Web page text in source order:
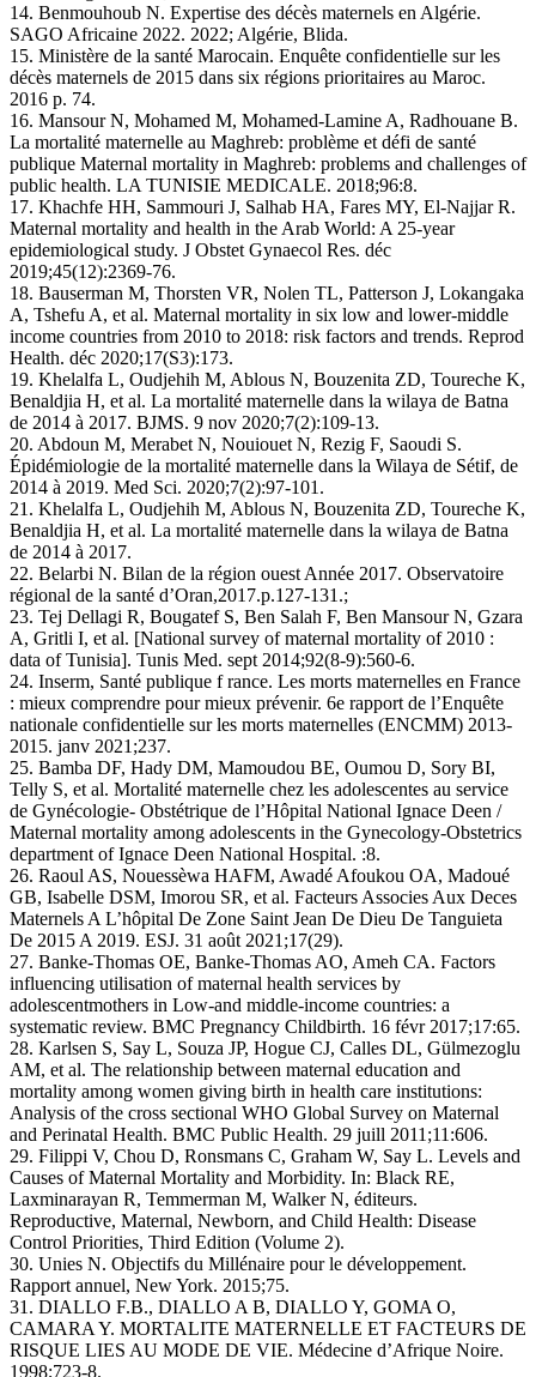
14. Benmouhoub N. Expertise des décès maternels en Algérie.
SAGO Africaine 2022. 2022; Algérie, Blida.
15. Ministère de la santé Marocain. Enquête confidentielle sur les
décès maternels de 2015 dans six régions prioritaires au Maroc.
2016 p. 74.
16. Mansour N, Mohamed M, Mohamed-Lamine A, Radhouane B.
La mortalité maternelle au Maghreb: problème et défi de santé
publique Maternal mortality in Maghreb: problems and challenges of
public health. LA TUNISIE MEDICALE. 2018;96:8.
17. Khachfe HH, Sammouri J, Salhab HA, Fares MY, El‐Najjar R.
Maternal mortality and health in the Arab World: A 25‐year
epidemiological study. J Obstet Gynaecol Res. déc
2019;45(12):2369‑76.
18. Bauserman M, Thorsten VR, Nolen TL, Patterson J, Lokangaka
A, Tshefu A, et al. Maternal mortality in six low and lower-middle
income countries from 2010 to 2018: risk factors and trends. Reprod
Health. déc 2020;17(S3):173.
19. Khelalfa L, Oudjehih M, Ablous N, Bouzenita ZD, Toureche K,
Benaldjia H, et al. La mortalité maternelle dans la wilaya de Batna
de 2014 à 2017. BJMS. 9 nov 2020;7(2):109‑13.
20. Abdoun M, Merabet N, Nouiouet N, Rezig F, Saoudi S.
Épidémiologie de la mortalité maternelle dans la Wilaya de Sétif, de
2014 à 2019. Med Sci. 2020;7(2):97‑101.
21. Khelalfa L, Oudjehih M, Ablous N, Bouzenita ZD, Toureche K,
Benaldjia H, et al. La mortalité maternelle dans la wilaya de Batna
de 2014 à 2017.
22. Belarbi N. Bilan de la région ouest Année 2017. Observatoire
régional de la santé d’Oran,2017.p.127-131.;
23. Tej Dellagi R, Bougatef S, Ben Salah F, Ben Mansour N, Gzara
A, Gritli I, et al. [National survey of maternal mortality of 2010 :
data of Tunisia]. Tunis Med. sept 2014;92(8‑9):560‑6.
24. Inserm, Santé publique f rance. Les morts maternelles en France
: mieux comprendre pour mieux prévenir. 6e rapport de l’Enquête
nationale confidentielle sur les morts maternelles (ENCMM) 2013-
2015. janv 2021;237.
25. Bamba DF, Hady DM, Mamoudou BE, Oumou D, Sory BI,
Telly S, et al. Mortalité maternelle chez les adolescentes au service
de Gynécologie- Obstétrique de l’Hôpital National Ignace Deen /
Maternal mortality among adolescents in the Gynecology-Obstetrics
department of Ignace Deen National Hospital. :8.
26. Raoul AS, Nouessèwa HAFM, Awadé Afoukou OA, Madoué
GB, Isabelle DSM, Imorou SR, et al. Facteurs Associes Aux Deces
Maternels A L’hôpital De Zone Saint Jean De Dieu De Tanguieta
De 2015 A 2019. ESJ. 31 août 2021;17(29).
27. Banke-Thomas OE, Banke-Thomas AO, Ameh CA. Factors
influencing utilisation of maternal health services by
adolescentmothers in Low-and middle-income countries: a
systematic review. BMC Pregnancy Childbirth. 16 févr 2017;17:65.
28. Karlsen S, Say L, Souza JP, Hogue CJ, Calles DL, Gülmezoglu
AM, et al. The relationship between maternal education and
mortality among women giving birth in health care institutions:
Analysis of the cross sectional WHO Global Survey on Maternal
and Perinatal Health. BMC Public Health. 29 juill 2011;11:606.
29. Filippi V, Chou D, Ronsmans C, Graham W, Say L. Levels and
Causes of Maternal Mortality and Morbidity. In: Black RE,
Laxminarayan R, Temmerman M, Walker N, éditeurs.
Reproductive, Maternal, Newborn, and Child Health: Disease
Control Priorities, Third Edition (Volume 2).
30. Unies N. Objectifs du Millénaire pour le développement.
Rapport annuel, New York. 2015;75.
31. DIALLO F.B., DIALLO A B, DIALLO Y, GOMA O,
CAMARA Y. MORTALITE MATERNELLE ET FACTEURS DE
RISQUE LIES AU MODE DE VIE. Médecine d’Afrique Noire.
1998;723‑8.